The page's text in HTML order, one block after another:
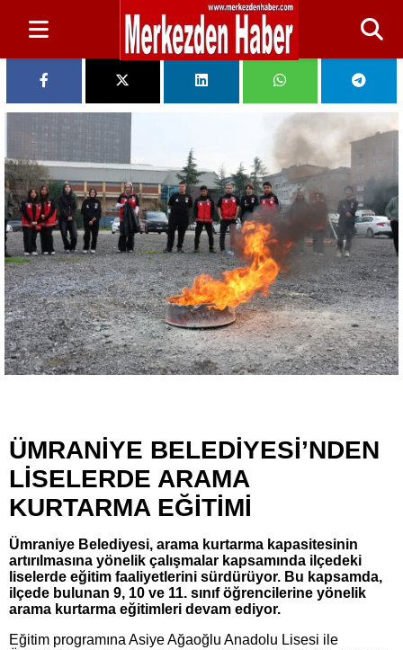
ÜMRANİYE BELEDİYESİ’NDEN
LİSELERDE ARAMA
KURTARMA EĞİTİMİ
Ümraniye Belediyesi, arama kurtarma kapasitesinin
artırılmasına yönelik çalışmalar kapsamında ilçedeki
liselerde eğitim faaliyetlerini sürdürüyor. Bu kapsamda,
ilçede bulunan 9, 10 ve 11. sınıf öğrencilerine yönelik
arama kurtarma eğitimleri devam ediyor.
Eğitim programına Asiye Ağaoğlu Anadolu Lisesi ile